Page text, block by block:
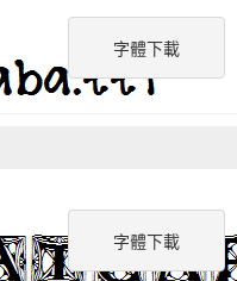
字體下載
字體下載